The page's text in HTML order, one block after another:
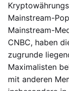
Mainstream-
Mainstream-
CNBC, haben
zugrunde
Maximalisten
mit anderen